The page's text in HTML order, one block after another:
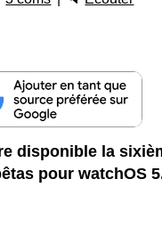
disponible la
pour watchOS